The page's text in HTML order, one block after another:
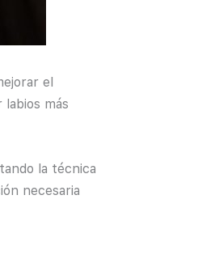
el
labios más
la técnica
necesaria